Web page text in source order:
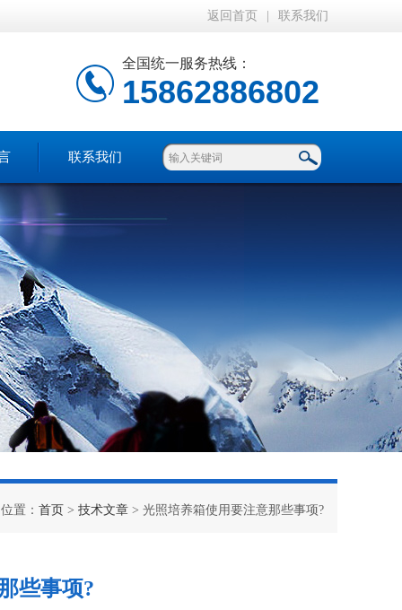
返回首页 联系我们
全国统一服务热线：
15862886802
联系我们
置： 首页 > 技术文章 > 光照培养箱使用要注意那些事项?
些事项?